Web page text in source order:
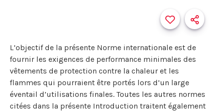
L’objectif de la présente Norme internationale est de
fournir les exigences de performance minimales des
vêtements de protection contre la chaleur et les
flammes qui pourraient être portés lors d’un large
éventail d’utilisations finales. Toutes les autres normes
citées dans la présente Introduction traitent également